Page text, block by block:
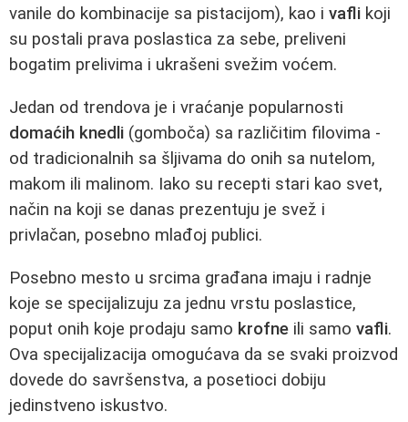
vanile do kombinacije sa pistacijom), kao i vafli koji
su postali prava poslastica za sebe, preliveni
bogatim prelivima i ukrašeni svežim voćem.
Jedan od trendova je i vraćanje popularnosti
domaćih knedli (gomboča) sa različitim filovima -
od tradicionalnih sa šljivama do onih sa nutelom,
makom ili malinom. Iako su recepti stari kao svet,
način na koji se danas prezentuju je svež i
privlačan, posebno mlađoj publici.
Posebno mesto u srcima građana imaju i radnje
koje se specijalizuju za jednu vrstu poslastice,
poput onih koje prodaju samo krofne ili samo vafli.
Ova specijalizacija omogućava da se svaki proizvod
dovede do savršenstva, a posetioci dobiju
jedinstveno iskustvo.